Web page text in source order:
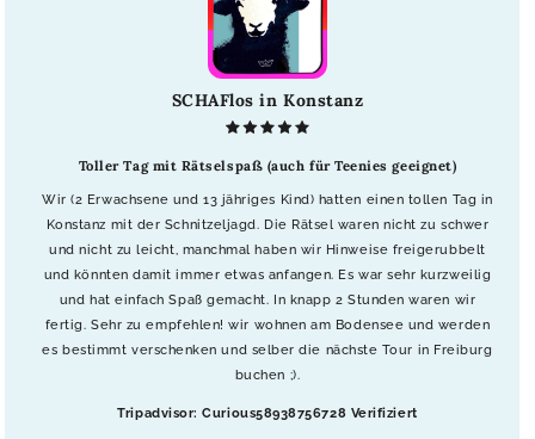
SCHAFlos in Konstanz
Toller Tag mit Rätselspaß (auch für Teenies geeignet)
Wir (2 Erwachsene und 13 jähriges Kind) hatten einen tollen Tag in
Konstanz mit der Schnitzeljagd. Die Rätsel waren nicht zu schwer
und nicht zu leicht, manchmal haben wir Hinweise freigerubbelt
und könnten damit immer etwas anfangen. Es war sehr kurzweilig
und hat einfach Spaß gemacht. In knapp 2 Stunden waren wir
fertig. Sehr zu empfehlen! wir wohnen am Bodensee und werden
es bestimmt verschenken und selber die nächste Tour in Freiburg
buchen ;).
Tripadvisor: Curious58938756728 Verifiziert